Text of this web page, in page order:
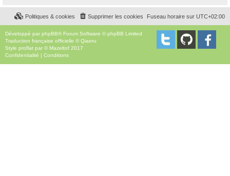
Fuseau horaire sur UTC+02:00
Supprimer les cookies
Politiques & cookies
Développé par phpBB® Forum Software © phpBB Limited
Traduction française officielle ©Qiaeru
Style proflat par © Mazeltof 2017
Confidentialité | Conditions